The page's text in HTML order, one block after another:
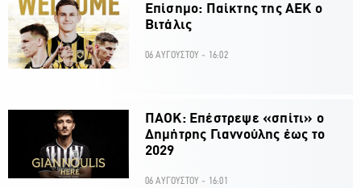
Επίσημο: Παίκτης της ΑΕΚ ο
Βιτάλις
06 ΑΥΓΟΥΣΤΟΥ - 16:02
ΠΑΟΚ: Επέστρεψε «σπίτι» ο
Δημήτρης Γιαννούλης έως το
2029
06 ΑΥΓΟΥΣΤΟΥ - 16:01